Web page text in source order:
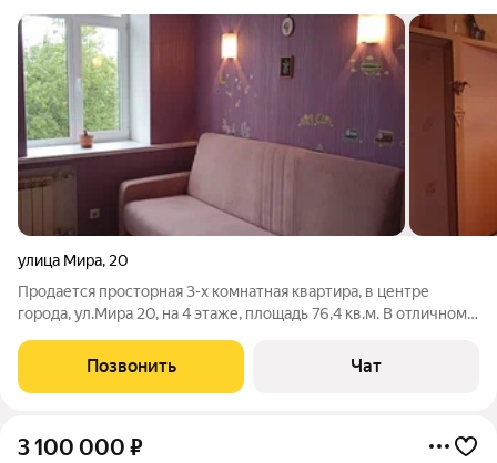
улица Мира, 20
Продается просторная 3-х комнатная квартира, в центре
города, ул.Мира 20, на 4 этаже, площадь 76,4 кв.м. В отличном
Позвонить Чат
3 100 000 ₽